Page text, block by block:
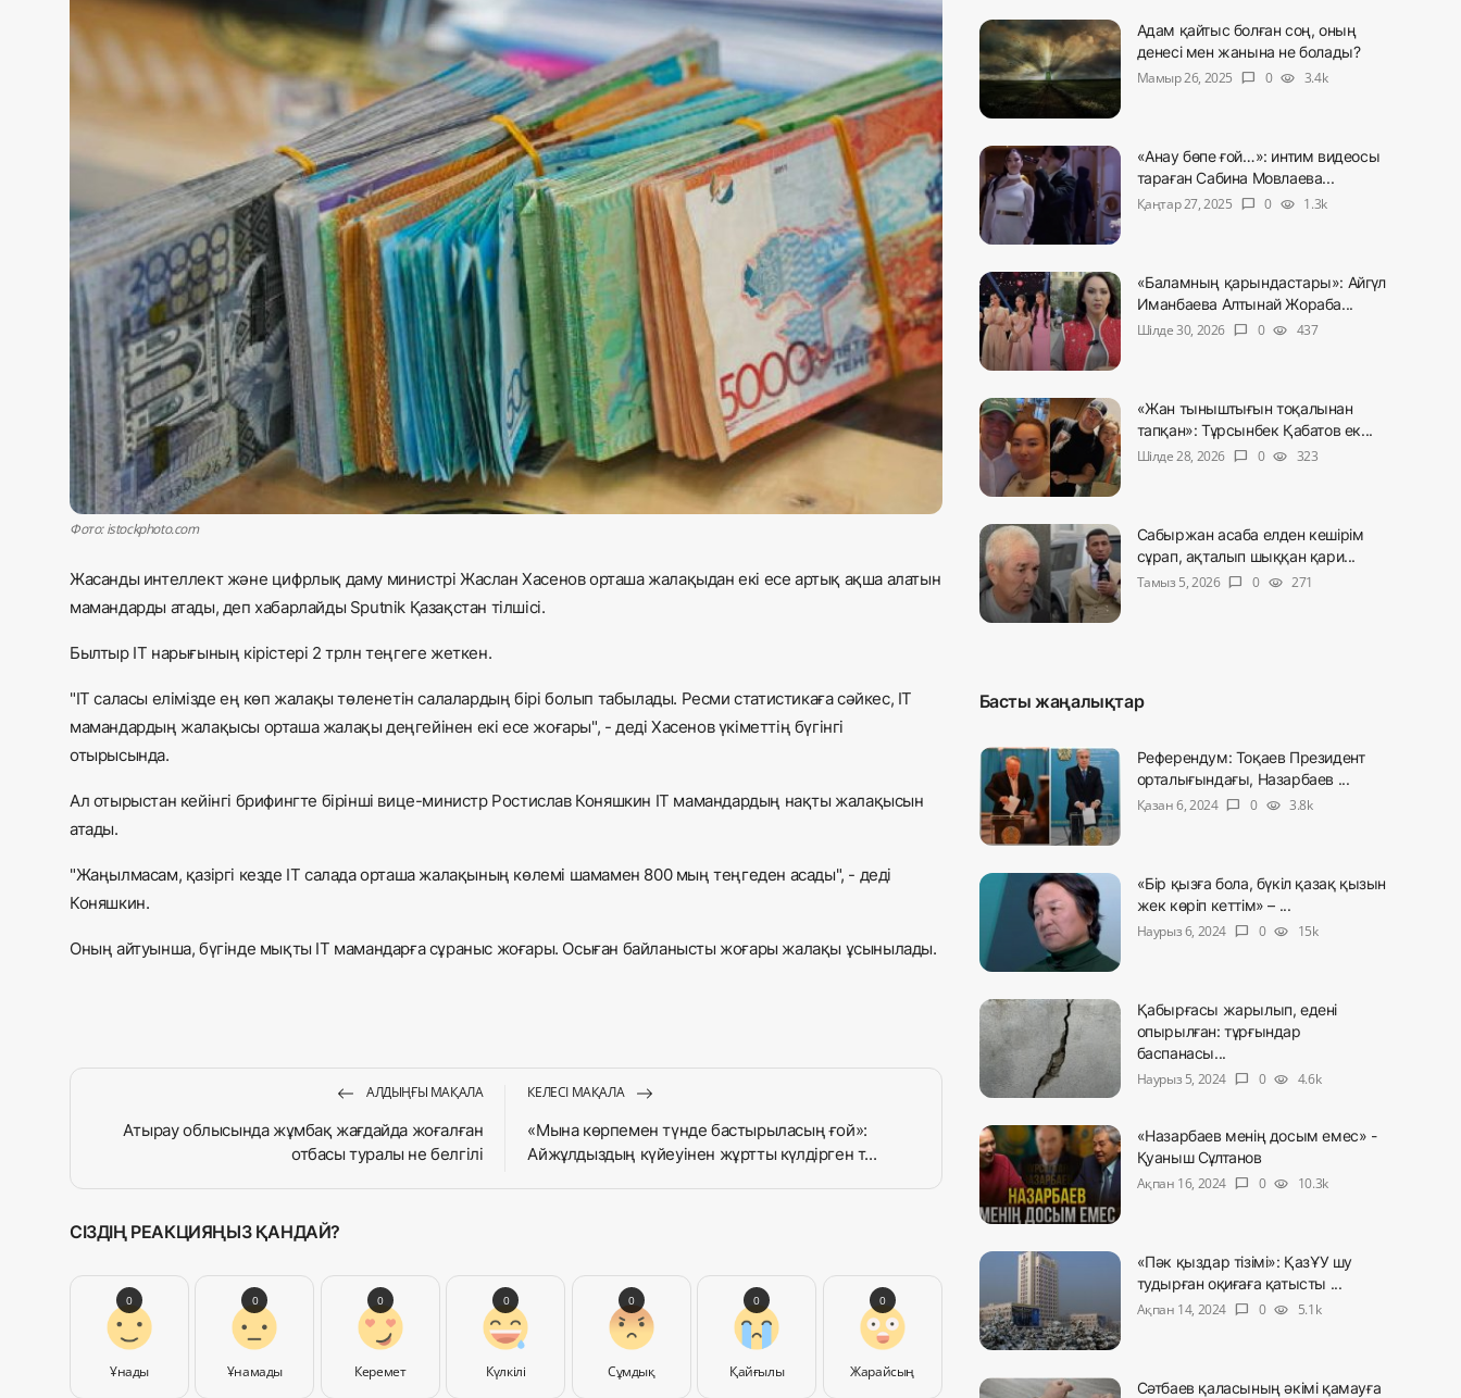
Журналистік зерттеу
Қазақ тілі
Фото: istockphoto.com
Жасанды интеллект және цифрлық даму министрі Жаслан Хасенов орташа жалақыдан екі есе артық ақша алатын
мамандарды атады, деп хабарлайды Sputnik Қазақстан тілшісі.
Былтыр IT нарығының кірістері 2 трлн теңгеге жеткен.
"IT саласы елімізде ең көп жалақы төленетін салалардың бірі болып табылады. Ресми статистикаға сәйкес, IT
мамандардың жалақысы орташа жалақы деңгейінен екі есе жоғары", - деді Хасенов үкіметтің бүгінгі
отырысында.
Ал отырыстан кейінгі брифингте бірінші вице-министр Ростислав Коняшкин IT мамандардың нақты жалақысын
атады.
"Жаңылмасам, қазіргі кезде IT салада орташа жалақының көлемі шамамен 800 мың теңгеден асады", - деді
Коняшкин.
Оның айтуынша, бүгінде мықты IT мамандарға сұраныс жоғары. Осыған байланысты жоғары жалақы ұсынылады.
АЛДЫҢҒЫ МАҚАЛА
Атырау облысында жұмбақ жағдайда жоғалған
отбасы туралы не белгілі
КЕЛЕСІ МАҚАЛА
«Мына көрпемен түнде бастырыласың ғой»:
Айжұлдыздың күйеуінен жұртты күлдірген т...
СІЗДІҢ РЕАКЦИЯҢЫЗ ҚАНДАЙ?
Ұнады
0
Ұнамады
0
Керемет
0
Күлкілі
0
Сұмдық
0
Қайғылы
0
Жарайсың
0
Адам қайтыс болған соң, оның
денесі мен жанына не болады?
Мамыр 26, 2025
chat_bubble 0 visibility 3.4k
«Анау бөпе ғой…»: интим видеосы
тараған Сабина Мовлаева...
Қаңтар 27, 2025
chat_bubble 0 visibility 1.3k
«Баламның қарындастары»: Айгүл
Иманбаева Алтынай Жораба...
Шілде 30, 2026
chat_bubble 0 visibility 437
«Жан тыныштығын тоқалынан
тапқан»: Тұрсынбек Қабатов ек...
Шілде 28, 2026
chat_bubble 0 visibility 323
Сабыржан асаба елден кешірім
сұрап, ақталып шыққан қари...
Тамыз 5, 2026 chat_bubble 0 visibility 271
Басты жаңалықтар
Референдум: Тоқаев Президент
орталығындағы, Назарбаев ...
Қазан 6, 2024 chat_bubble 0 visibility 3.8k
«Бір қызға бола, бүкіл қазақ қызын
жек көріп кеттім» – ...
Наурыз 6, 2024
chat_bubble 0 visibility 15k
Қабырғасы жарылып, едені
опырылған: тұрғындар
баспанасы...
Наурыз 5, 2024
chat_bubble 0 visibility 4.6k
«Назарбаев менің досым емес» -
Қуаныш Сұлтанов
Ақпан 16, 2024
chat_bubble 0 visibility 10.3k
«Пәк қыздар тізімі»: ҚазҰУ шу
тудырған оқиғаға қатысты ...
Ақпан 14, 2024
chat_bubble 0 visibility 5.1k
Сәтбаев қаласының әкімі қамауға